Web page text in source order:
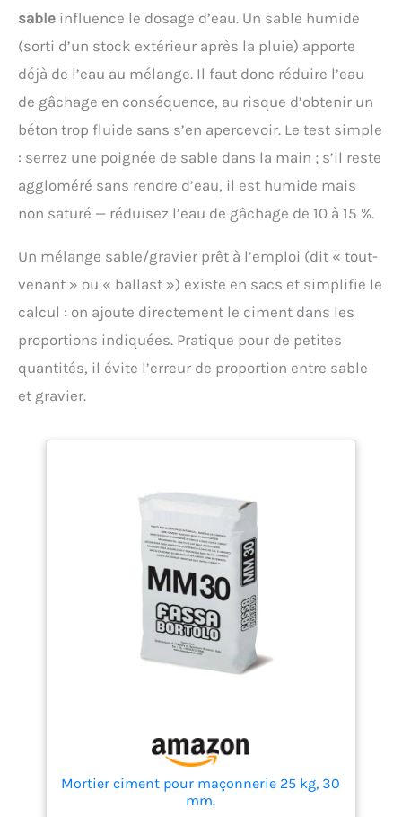
sable influence le dosage d’eau. Un sable humide
(sorti d’un stock extérieur après la pluie) apporte
déjà de l’eau au mélange. Il faut donc réduire l’eau
de gâchage en conséquence, au risque d’obtenir un
béton trop fluide sans s’en apercevoir. Le test simple
: serrez une poignée de sable dans la main ; s’il reste
aggloméré sans rendre d’eau, il est humide mais
non saturé — réduisez l’eau de gâchage de 10 à 15 %.
Un mélange sable/gravier prêt à l’emploi (dit « tout-
venant » ou « ballast ») existe en sacs et simplifie le
calcul : on ajoute directement le ciment dans les
proportions indiquées. Pratique pour de petites
quantités, il évite l’erreur de proportion entre sable
et gravier.
Mortier ciment pour maçonnerie 25 kg, 30
mm.